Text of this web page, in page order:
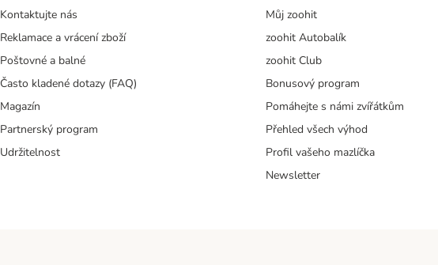
Kontaktujte nás
Reklamace a vrácení zboží
Poštovné a balné
Často kladené dotazy (FAQ)
Magazín
Partnerský program
Udržitelnost
Můj zoohit
zoohit Autobalík
zoohit Club
Bonusový program
Pomáhejte s námi zvířátkům
Přehled všech výhod
Profil vašeho mazlíčka
Newsletter